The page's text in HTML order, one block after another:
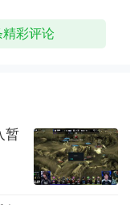
彩评论
暂